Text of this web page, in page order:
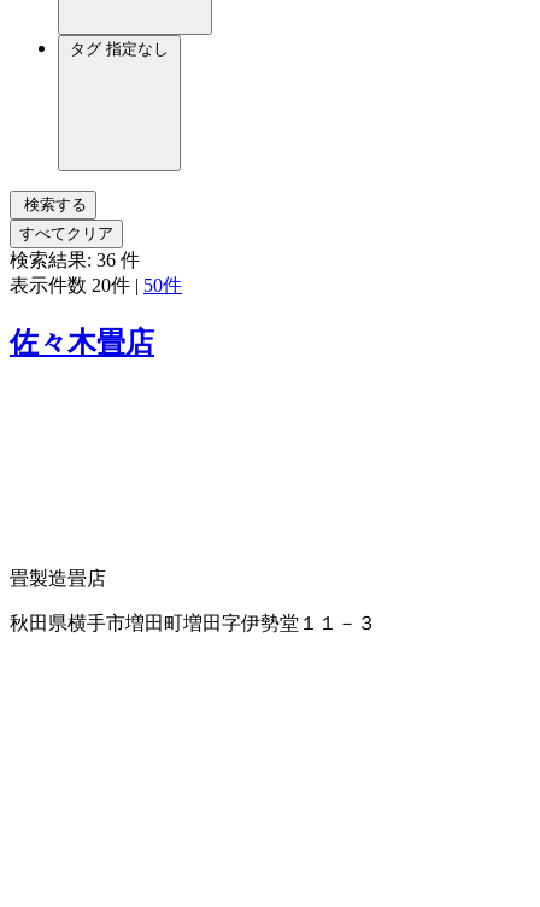
タグ 指定なし
検索する
すべてクリア
検索結果: 36 件
表示件数 20件 | 50件
佐々木畳店
畳製造畳店
秋田県横手市増田町増田字伊勢堂１１－３